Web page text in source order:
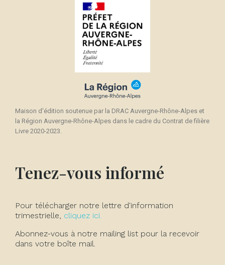
Maison d'édition soutenue par la DRAC Auvergne-Rhône-Alpes et
la Région Auvergne-Rhône-Alpes dans le cadre du Contrat de filière
Livre 2020-2023.
Tenez-vous informé
Pour télécharger notre lettre d'information
trimestrielle, cliquez ici.
Abonnez-vous à notre mailing list pour la recevoir
dans votre boîte mail.